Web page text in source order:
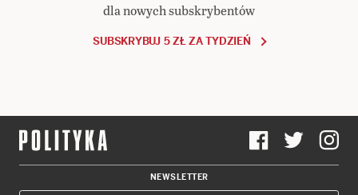
dla nowych subskrybentów
SUBSKRYBUJ 5 ZŁ ZA TYDZIEŃ
NEWSLETTER